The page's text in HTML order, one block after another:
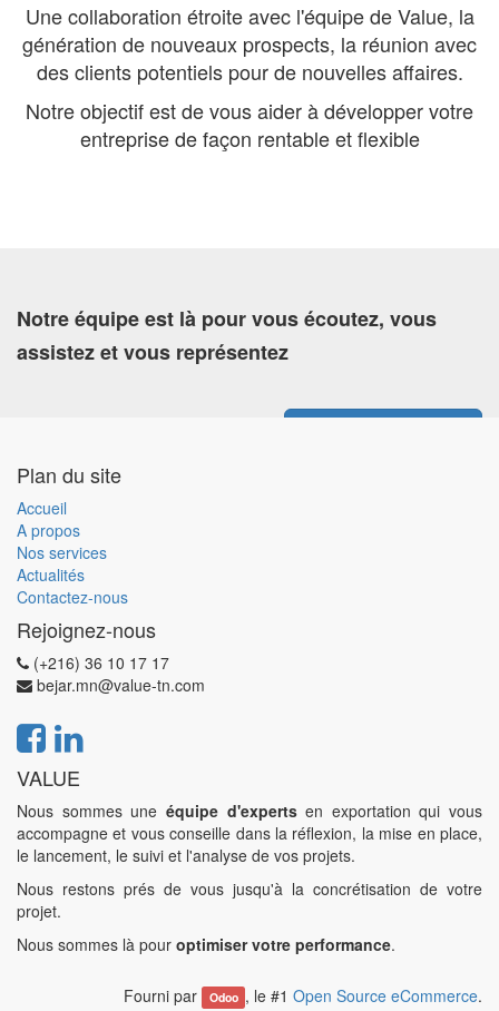
Une collaboration étroite avec l'équipe de Value, la
génération de nouveaux prospects, la réunion avec
des clients potentiels pour de nouvelles affaires.
Notre objectif est de vous aider à développer votre
entreprise de façon rentable et flexible
Notre équipe est là pour vous écoutez, vous
assistez et vous représentez
Plan du site
Accueil
A propos
Nos services
Actualités
Contactez-nous
Rejoignez-nous
(+216) 36 10 17 17
bejar.mn@value-tn.com
VALUE
Nous sommes une équipe d'expertsen exportation qui vous
accompagne et vous conseille dans la réflexion, la mise en place,
le lancement, le suivi et l'analyse de vos projets.
Nous restons prés de vous jusqu'à la concrétisation de votre
projet.
Nous sommes là pour optimiser votre performance.
Fourni par Odoo , le #1 Open Source eCommerce.